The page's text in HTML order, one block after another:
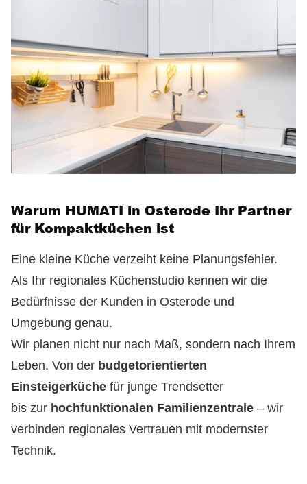
Warum HUMATI in Osterode Ihr Partner
für Kompaktküchen ist
Eine kleine Küche verzeiht keine Planungsfehler.
Als Ihr regionales Küchenstudio kennen wir die
Bedürfnisse der Kunden in Osterode und
Umgebung genau.
Wir planen nicht nur nach Maß, sondern nach Ihrem
Leben. Von der budgetorientierten
Einsteigerküche für junge Trendsetter
bis zur hochfunktionalen Familienzentrale – wir
verbinden regionales Vertrauen mit modernster
Technik.